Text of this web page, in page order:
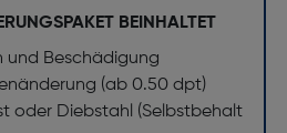
BEINHALTET
und Beschädigung
(ab 0.50 dpt)
oder Diebstahl (Selbstbehalt